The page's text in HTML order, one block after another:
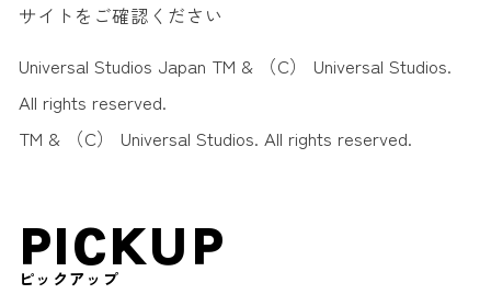
サイトをご確認ください
Universal Studios Japan TM & （C） Universal Studios.
All rights reserved.
TM & （C） Universal Studios. All rights reserved.
PICKUP
ピックアップ